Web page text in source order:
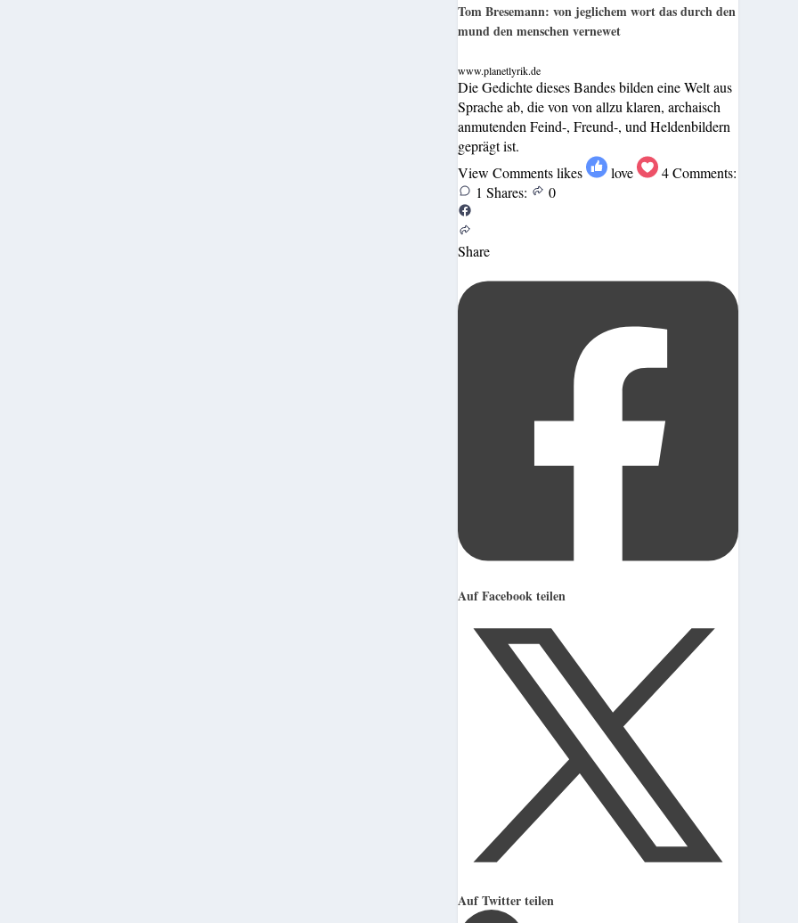
Tom Bresemann: von jeglichem wort das durch den
mund den menschen vernewet
www.planetlyrik.de
Die Gedichte dieses Bandes bilden eine Welt aus
Sprache ab, die von von allzu klaren, archaisch
anmutenden Feind-, Freund-, und Heldenbildern
geprägt ist.
View Comments likes love 4 Comments:
1 Shares: 0
Share
Auf Facebook teilen
Auf Twitter teilen